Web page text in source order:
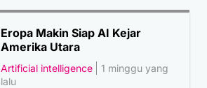
Eropa Makin Siap AI Kejar
Amerika Utara
Artificial intelligence
1 minggu yang
lalu